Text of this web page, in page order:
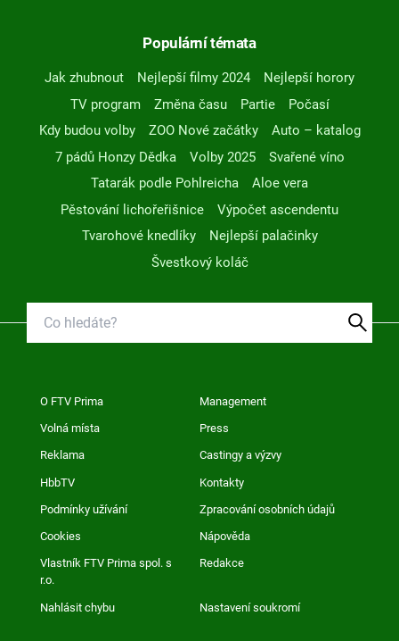
Populární témata
Jak zhubnout Nejlepší filmy 2024
Nejlepší horory
TV program
Změna času Partie
Počasí
Kdy budou volby
ZOO Nové začátky
Auto – katalog
7 pádů Honzy Dědka
Volby 2025
Svařené víno
Tatarák podle Pohlreicha
Aloe vera
Pěstování lichořeřišnice
Výpočet ascendentu
Tvarohové knedlíky
Nejlepší palačinky
Švestkový koláč
O FTV Prima Management
Volná místa Press
Reklama Castingy a výzvy
HbbTV Kontakty
Podmínky užívání Zpracování osobních údajů
Cookies Nápověda
Vlastník FTV Prima spol. s
r.o.
Redakce
Nahlásit chybu Nastavení soukromí